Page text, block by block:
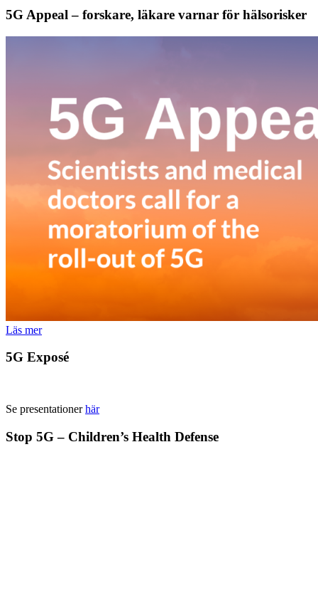
5G Appeal – forskare, läkare varnar för hälsorisker
Läs mer
5G Exposé
Se presentationerhär
Stop 5G – Children’s Health Defense